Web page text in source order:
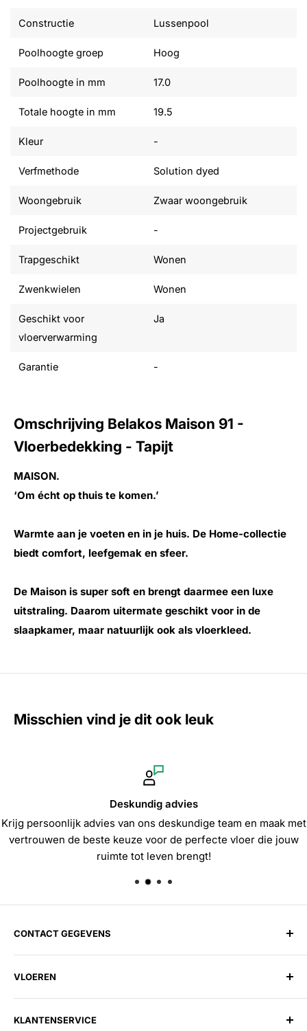
Constructie Lussenpool
Poolhoogte groep Hoog
Poolhoogte in mm 17.0
Totale hoogte in mm 19.5
Kleur -
Verfmethode Solution dyed
Woongebruik Zwaar woongebruik
Projectgebruik -
Trapgeschikt Wonen
Zwenkwielen Wonen
Geschikt voor
vloerverwarming
Ja
Garantie -
Omschrijving Belakos Maison 91 -
Vloerbedekking - Tapijt
MAISON.
‘Om écht op thuis te komen.’
Warmte aan je voeten en in je huis. De Home-collectie
biedt comfort, leefgemak en sfeer.
De Maison is super soft en brengt daarmee een luxe
uitstraling. Daarom uitermate geschikt voor in de
slaapkamer, maar natuurlijk ook als vloerkleed.
Misschien vind je dit ook leuk
Deskundig advies
Krijg persoonlijk advies van ons deskundige team en maak met
vertrouwen de beste keuze voor de perfecte vloer die jouw
ruimte tot leven brengt!
CONTACT GEGEVENS
Harman Vloerenloods
Spitsbergen 1, 1505 EG Zaandam
Telefoon:075 202 27 58
E-mail:info@harmanvloerenloods.nl
VLOEREN
PVC
KLANTENSERVICE